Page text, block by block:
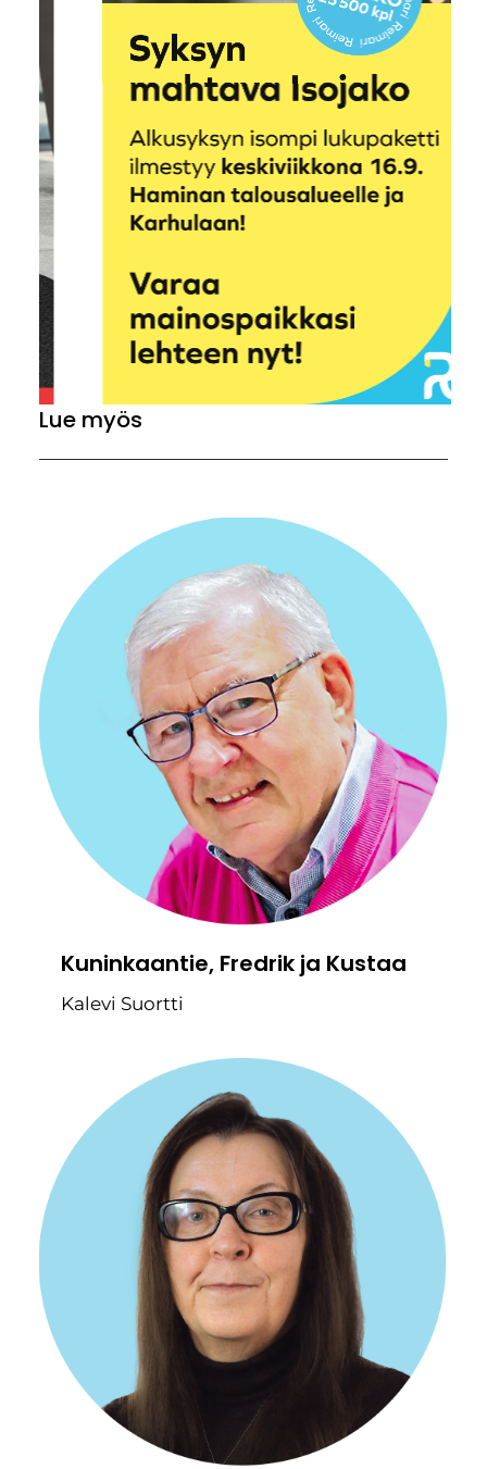
Lue myös
Kuninkaantie, Fredrik ja Kustaa
Kalevi Suortti